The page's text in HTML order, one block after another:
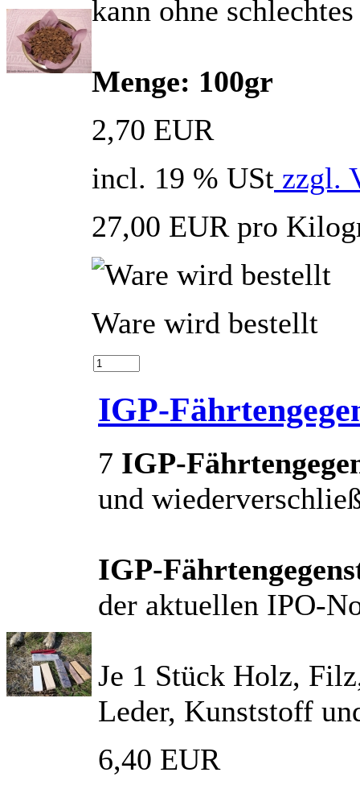
kann ohne
Menge: 100gr
2,70 EUR
incl. 19 % USt zzgl.
27,00 EUR pro
Ware wird bestellt
IGP-
7 IGP-
und
IGP-
der aktuellen IPO-
Je 1 Stück Holz,
Leder, Kunststoff
6,40 EUR